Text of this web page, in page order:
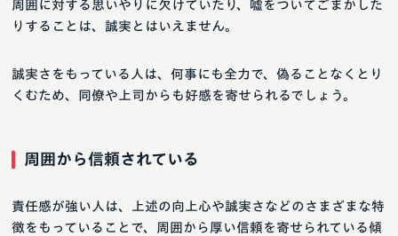
周囲に対する思いやりに欠けていたり、嘘をついてごまかした
りすることは、誠実とはいえません。
誠実さをもっている人は、何事にも全力で、偽ることなくとり
くむため、同僚や上司からも好感を寄せられるでしょう。
周囲から信頼されている
責任感が強い人は、上述の向上心や誠実さなどのさまざまな特
徴をもっていることで、周囲から厚い信頼を寄せられている傾